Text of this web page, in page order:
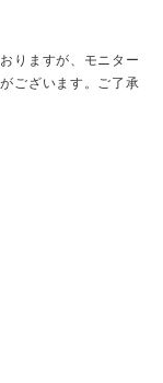
りますが、モニター
ございます。ご了承